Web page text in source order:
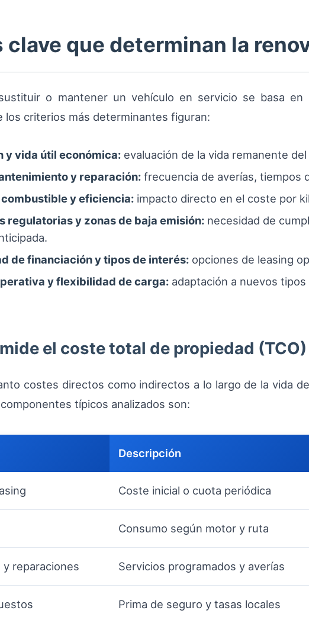
clave que determinan la
o mantener un vehículo en servicio se basa en
los criterios más determinantes figuran:
y vida útil económica: evaluación de la vida remanente
y reparación: frecuencia de averías, tiempos
combustible y eficiencia: impacto directo en el coste por
regulatorias y zonas de baja emisión: necesidad de
de financiación y tipos de interés: opciones de leasing
y flexibilidad de carga: adaptación a nuevos
el coste total de propiedad (TCO)
costes directos como indirectos a lo largo de la vida
típicos analizados son:
Descripción
Coste inicial o cuota periódica
Consumo según motor y ruta
reparaciones Servicios programados y averías
Prima de seguro y tasas locales